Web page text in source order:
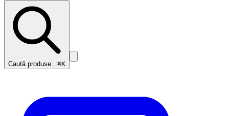
Caută produse...⌘K